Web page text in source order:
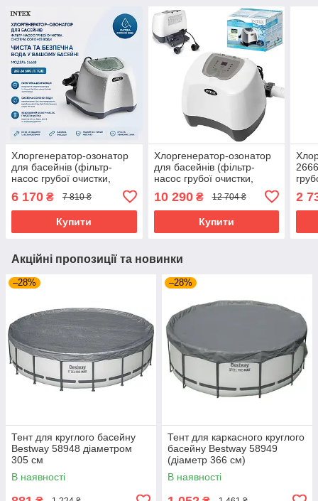
Хлоргенератор-озонатор
для басейнів (фільтр-
насос грубої очистки,
Intex 26668
6 170 ₴ 7 810 ₴
Купити
Хлоргенератор-озонатор
для басейнів (фільтр-
насос грубої очистки,
Intex 26666
10 290₴ 12 704 ₴
Купити
2
Акційні пропозиції та новинки
–28%
Тент для круглого басейну
Bestway 58948 діаметром
305 см
В наявності
–28%
Тент для каркасного круглого
басейну Bestway 58949
(діаметр 366 см)
В наявності